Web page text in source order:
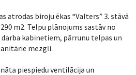
atrodas biroju ēkas “Valters” 3. stāvā
m2. Telpu plānojums sastāv no
kabinetiem, pārrunu telpas un
mezgli.
piespiedu ventilācija un